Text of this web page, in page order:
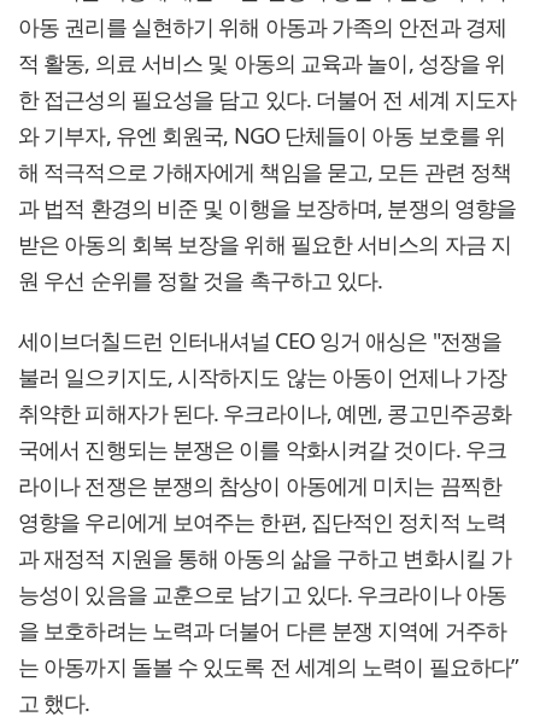
아동 권리를 실현하기 위해 아동과 가족의 안전과 경제
적 활동, 의료 서비스 및 아동의 교육과 놀이, 성장을 위
한 접근성의 필요성을 담고 있다. 더불어 전 세계 지도자
와 기부자, 유엔 회원국, NGO 단체들이 아동 보호를 위
해 적극적으로 가해자에게 책임을 묻고, 모든 관련 정책
과 법적 환경의 비준 및 이행을 보장하며, 분쟁의 영향을
받은 아동의 회복 보장을 위해 필요한 서비스의 자금 지
원 우선 순위를 정할 것을 촉구하고 있다.
세이브더칠드런 인터내셔널 CEO 잉거 애싱은 "전쟁을
불러 일으키지도, 시작하지도 않는 아동이 언제나 가장
취약한 피해자가 된다. 우크라이나, 예멘, 콩고민주공화
국에서 진행되는 분쟁은 이를 악화시켜갈 것이다. 우크
라이나 전쟁은 분쟁의 참상이 아동에게 미치는 끔찍한
영향을 우리에게 보여주는 한편, 집단적인 정치적 노력
과 재정적 지원을 통해 아동의 삶을 구하고 변화시킬 가
능성이 있음을 교훈으로 남기고 있다. 우크라이나 아동
을 보호하려는 노력과 더불어 다른 분쟁 지역에 거주하
는 아동까지 돌볼 수 있도록 전 세계의 노력이 필요하다”
고 했다.